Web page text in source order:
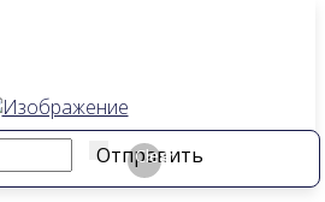
Отправить
Clear